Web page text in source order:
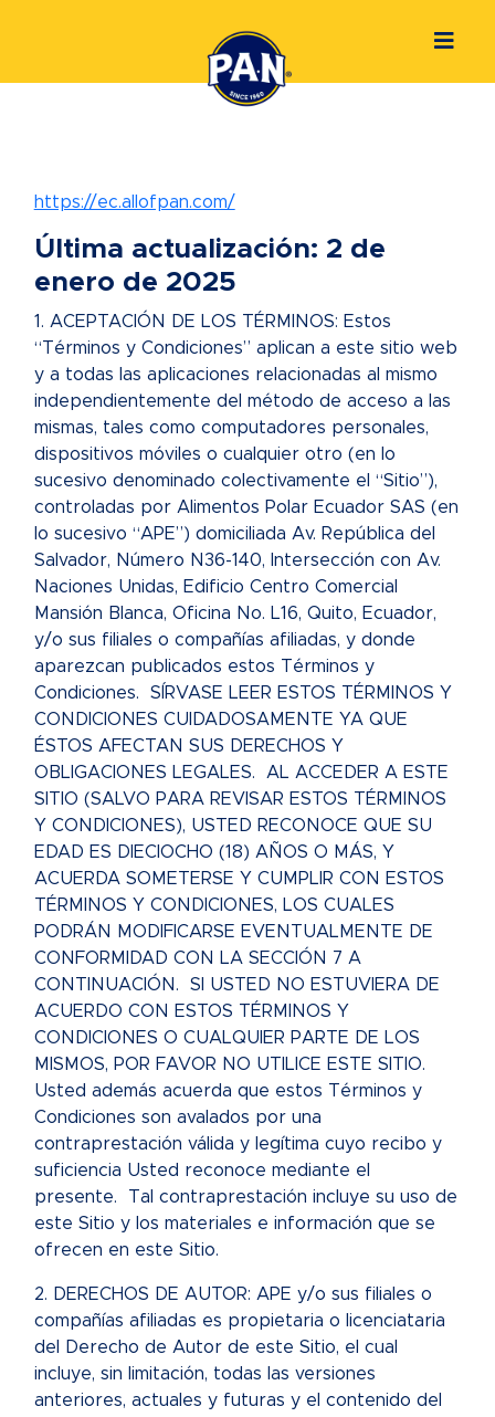
https://ec.allofpan.com/
Última actualización: 2 de
enero de 2025
1. ACEPTACIÓN DE LOS TÉRMINOS: Estos
“Términos y Condiciones” aplican a este sitio web
y a todas las aplicaciones relacionadas al mismo
independientemente del método de acceso a las
mismas, tales como computadores personales,
dispositivos móviles o cualquier otro (en lo
sucesivo denominado colectivamente el “Sitio”),
controladas por Alimentos Polar Ecuador SAS (en
lo sucesivo “APE”) domiciliada Av. República del
Salvador, Número N36-140, Intersección con Av.
Naciones Unidas, Edificio Centro Comercial
Mansión Blanca, Oficina No. L16, Quito, Ecuador,
y/o sus filiales o compañías afiliadas, y donde
aparezcan publicados estos Términos y
Condiciones. SÍRVASE LEER ESTOS TÉRMINOS Y
CONDICIONES CUIDADOSAMENTE YA QUE
ÉSTOS AFECTAN SUS DERECHOS Y
OBLIGACIONES LEGALES. AL ACCEDER A ESTE
SITIO (SALVO PARA REVISAR ESTOS TÉRMINOS
Y CONDICIONES), USTED RECONOCE QUE SU
EDAD ES DIECIOCHO (18) AÑOS O MÁS, Y
ACUERDA SOMETERSE Y CUMPLIR CON ESTOS
TÉRMINOS Y CONDICIONES, LOS CUALES
PODRÁN MODIFICARSE EVENTUALMENTE DE
CONFORMIDAD CON LA SECCIÓN 7 A
CONTINUACIÓN. SI USTED NO ESTUVIERA DE
ACUERDO CON ESTOS TÉRMINOS Y
CONDICIONES O CUALQUIER PARTE DE LOS
MISMOS, POR FAVOR NO UTILICE ESTE SITIO.
Usted además acuerda que estos Términos y
Condiciones son avalados por una
contraprestación válida y legítima cuyo recibo y
suficiencia Usted reconoce mediante el
presente. Tal contraprestación incluye su uso de
este Sitio y los materiales e información que se
ofrecen en este Sitio.
2. DERECHOS DE AUTOR: APE y/o sus filiales o
compañías afiliadas es propietaria o licenciataria
del Derecho de Autor de este Sitio, el cual
incluye, sin limitación, todas las versiones
anteriores, actuales y futuras y el contenido del